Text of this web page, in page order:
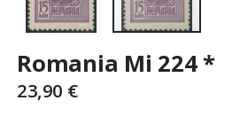
to
beginning
Romania Mi 224 *
23,90 €